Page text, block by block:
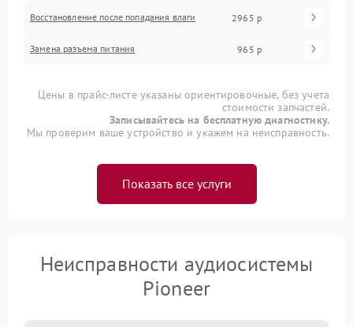
Восстановление после попадания влаги 2965 р
Замена разъема питания 965 р
Цены в прайс-листе указаны ориентировочные, без учета
стоимости запчастей.
Записывайтесь на бесплатную диагностику.
Мы проверим ваше устройство и укажем на неисправность.
Показать все услуги
Неисправности аудиосистемы
Pioneer